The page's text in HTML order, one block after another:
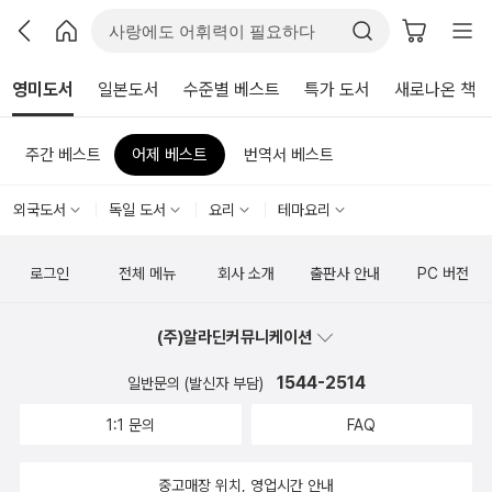
영미도서 일본도서 수준별 베스트 특가 도서 새로나온 책
주간 베스트 어제 베스트 번역서 베스트
외국도서 독일 도서 요리 테마요리
로그인 전체 메뉴 회사 소개 출판사 안내 PC 버전
(주)알라딘커뮤니케이션
일반문의 (발신자 부담) 1544-2514
1:1 문의 FAQ
중고매장 위치, 영업시간 안내